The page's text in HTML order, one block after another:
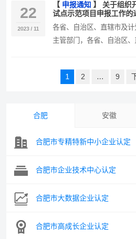
22
2023 / 11
【 申报通知 】 关于组织
试点示范项目申报工作的
各省、自治区、直辖市及
主管部门，各省、自治区、
1 2 … 9
合肥 安徽
合肥市专精特新中小企业认定
合肥市企业技术中心认定
合肥市大数据企业认定
合肥市高成长企业认定